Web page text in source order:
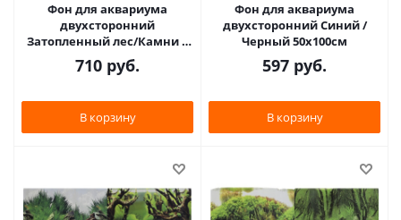
Фон для аквариума
двухсторонний
Затопленный лес/Камни с
растениями 50х100см
(9086/9087)
710 руб.
В корзину
Фон для аквариума
двухсторонний Синий /
Черный 50х100см
597 руб.
В корзину